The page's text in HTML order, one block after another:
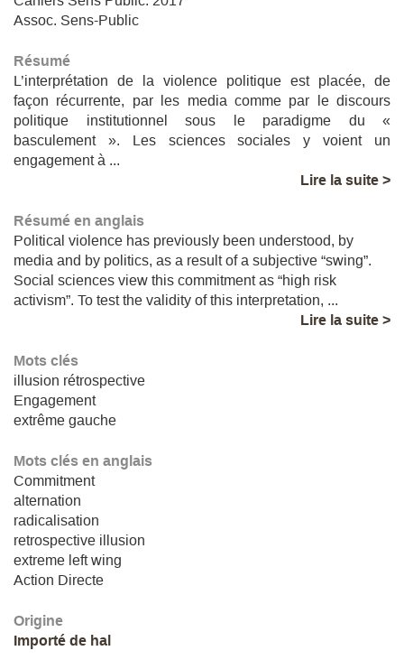
Assoc. Sens-Public
Résumé
L’interprétation de la violence politique est placée, de
façon récurrente, par les media comme par le discours
politique institutionnel sous le paradigme du «
basculement ». Les sciences sociales y voient un
engagement à ...
Lire la suite >
Résumé en anglais
Political violence has previously been understood, by
media and by politics, as a result of a subjective “swing”.
Social sciences view this commitment as “high risk
activism”. To test the validity of this interpretation, ...
Lire la suite >
Mots clés
illusion rétrospective
Engagement
extrême gauche
Mots clés en anglais
Commitment
alternation
radicalisation
retrospective illusion
extreme left wing
Action Directe
Origine
Importé de hal